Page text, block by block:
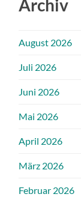
Archiv
August 2026
Juli 2026
Juni 2026
Mai 2026
April 2026
März 2026
Februar 2026